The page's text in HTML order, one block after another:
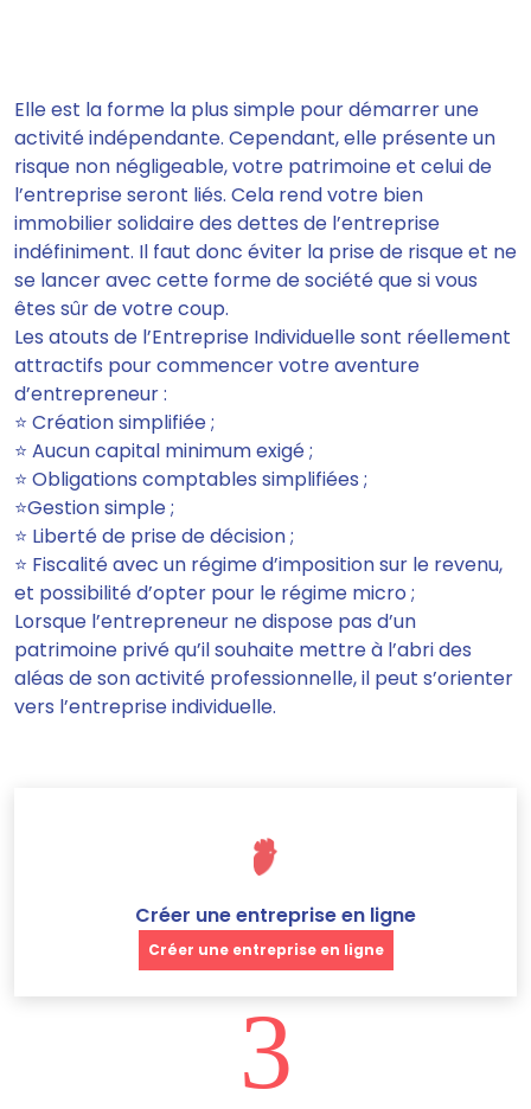
Elle est la forme la plus simple pour démarrer une
activité indépendante. Cependant,elle présente un
risque non négligeable,votre patrimoine et celui de
l’entreprise seront liés. Cela rend votre bien
immobilier solidaire des dettes de l’entreprise
indéfiniment. Il faut donc éviter la prise de risque et ne
se lancer avec cette forme de société que si vous
êtes sûr de votre coup.
Les atouts de l’Entreprise Individuelle sont réellement
attractifs pour commencer votre aventure
d’entrepreneur :
⭐ Création simplifiée ;
⭐ Aucun capital minimum exigé ;
⭐ Obligations comptables simplifiées ;
⭐Gestion simple ;
⭐ Liberté de prise de décision ;
⭐ Fiscalité avec un régime d’imposition sur le revenu,
et possibilité d’opter pour le régime micro ;
Lorsque l’entrepreneur ne dispose pas d’un
patrimoine privé qu’il souhaite mettre à l’abri des
aléas de son activité professionnelle, il peut s’orienter
vers l’entreprise individuelle.
Créer une entreprise en ligne
Créer une entreprise en ligne
3